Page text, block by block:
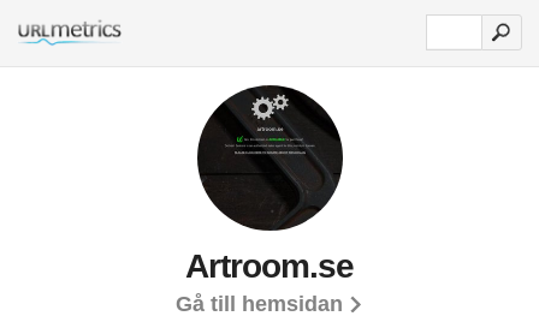
Artroom.se
Gå till hemsidan